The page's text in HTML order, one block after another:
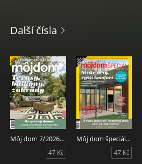
záhradným inšpiráciám.
Pravidelné rubriky:
BÝVANIE
• tipy & trendy
• návšteva v byte, v dome
• praktická stránka veci
• showroom
• domáci pomocníci
• riešenie na mieru
Další čísla
Môj dom 7/202608
47 Kč
Môj dom špeciál 2/2026
47 Kč